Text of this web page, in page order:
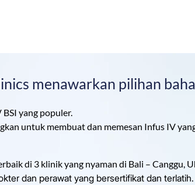
menawarkan pilihan
yang populer.
untuk membuat dan memesan Infus IV
di 3 klinik yang nyaman di Bali – Canggu,
dan perawat yang bersertifikat dan terlatih.